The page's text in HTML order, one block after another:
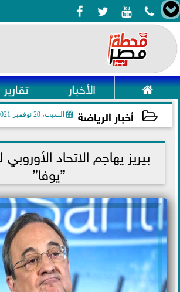
   
 الأخبار تقارير
أخبار الرياضة السبت، 20 نوفمبر 2021
2021-11-20 12:42:10بيريز يهاجم الاتحاد
”يوفا”